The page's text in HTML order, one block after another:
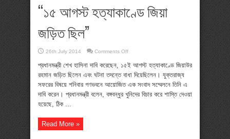
“১৫ আগস্ট হত্যাকাণ্ডে জিয়া
জড়িত ছিল”
26th July 2014 Comments Offon
আগস্ট
হত্যাকাণ্ডে
জিয়া
ছিল”
প্রধানমন্ত্রী শেখ হাসিনা দাবি করেছেন, ১৫ই আগস্ট হত্যাকাণ্ডে জিয়াউর
রহমান জড়িত ছিলেন এবং ঘটনা তদন্তে বাধা দিয়েছিলেন। যুক্তরাজ্য
সফরের বিষয়ে শনিবার গণভবনে আয়োজিত এক সংবাদ সম্মেলনে তিনি এ
দাবি করেন। প্রধানমন্ত্রী বলেন, বঙ্গবন্ধুর খুনিদের বিচার করে শাস্তি দেওয়া
হয়েছে, ঠিক ...
Read More »